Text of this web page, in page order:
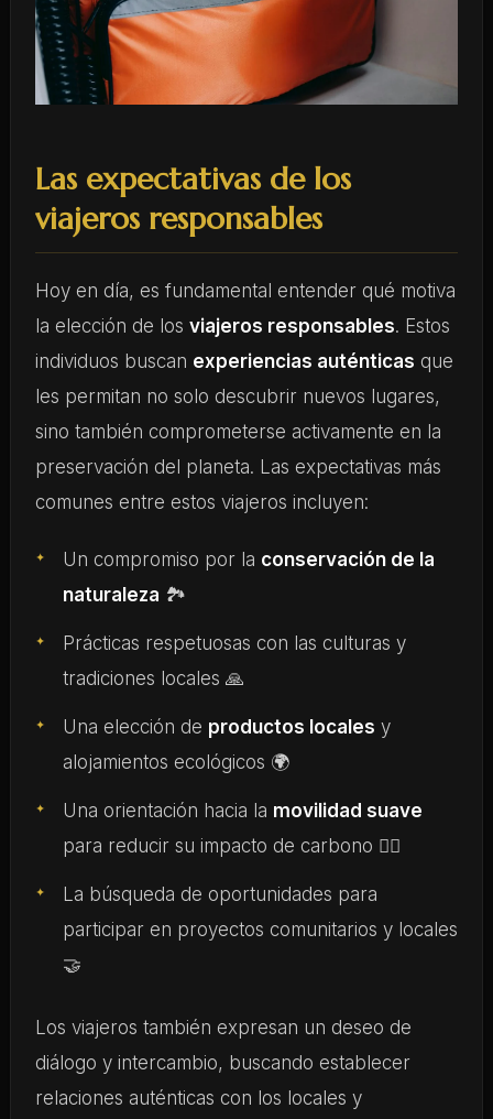
Las expectativas de los
viajeros responsables
Hoy en día, es fundamental entender qué motiva
la elección de los viajeros responsables. Estos
individuos buscan experiencias auténticas que
les permitan no solo descubrir nuevos lugares,
sino también comprometerse activamente en la
preservación del planeta. Las expectativas más
comunes entre estos viajeros incluyen:
Un compromiso por la conservación de la
naturaleza 🏞️
Prácticas respetuosas con las culturas y
tradiciones locales 🙏
Una elección de productos locales y
alojamientos ecológicos 🌍
Una orientación hacia la movilidad suave
para reducir su impacto de carbono 🚴‍♂️
La búsqueda de oportunidades para
participar en proyectos comunitarios y locales
🤝
Los viajeros también expresan un deseo de
diálogo y intercambio, buscando establecer
relaciones auténticas con los locales y